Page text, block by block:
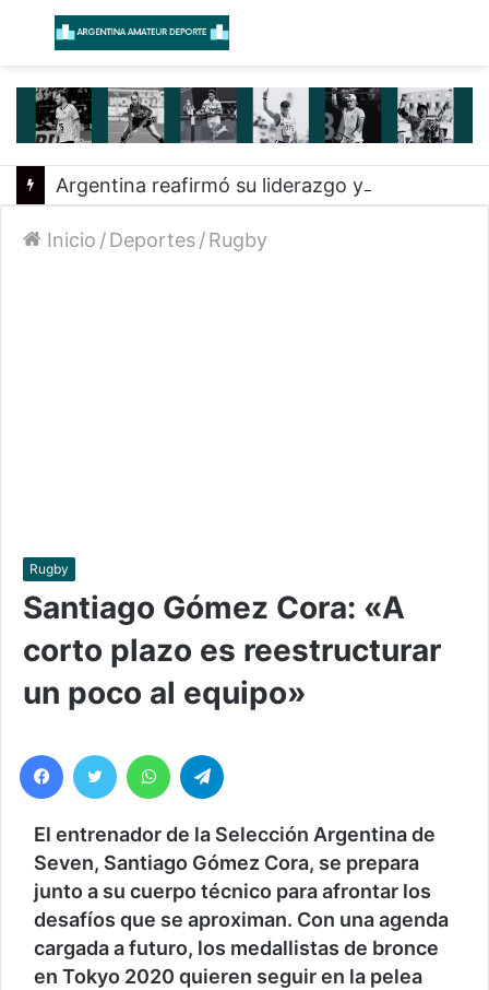
Menú
Inicio /Deportes/Rugby
Rugby
Santiago Gómez Cora: «A
corto plazo es reestructurar
un poco al equipo»
Facebook
Twitter WhatsApp
El entrenador de la Selección Argentina de
Seven, Santiago Gómez Cora, se prepara
junto a su cuerpo técnico para afrontar los
desafíos que se aproximan. Con una agenda
cargada a futuro, los medallistas de bronce
en Tokyo 2020 quieren seguir en la pelea